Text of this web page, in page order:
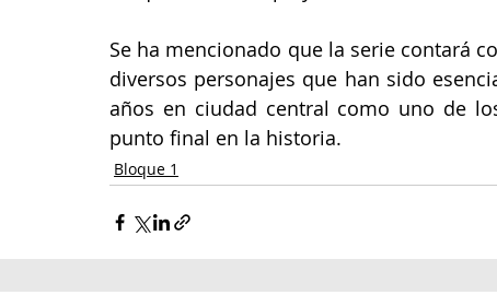
Se ha mencionado que la serie contará
diversos personajes que han sido
años en ciudad central como uno de
punto final en la historia.
Bloque 1